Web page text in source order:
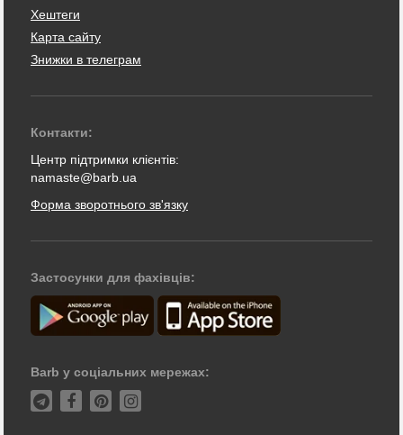
Хештеги
Карта сайту
Знижки в телеграм
Контакти:
Центр підтримки клієнтів:
namaste@barb.ua
Форма зворотнього зв'язку
Застосунки для фахівців:
Barb у соціальних мережах: